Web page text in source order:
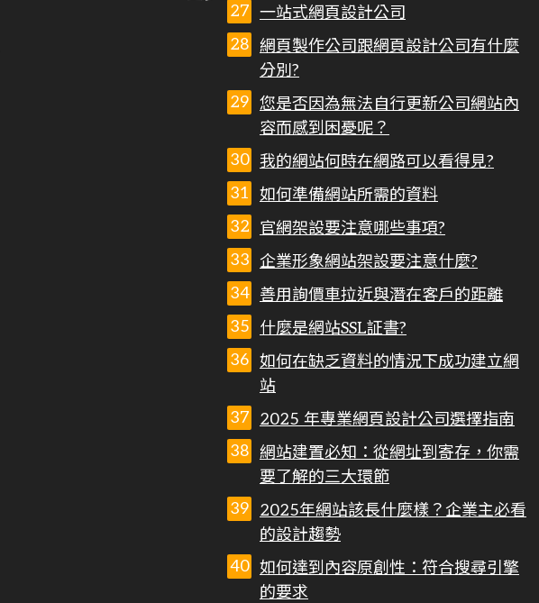
一站式網頁設計公司
網頁製作公司跟網頁設計公司有什麼
分別?
您是否因為無法自行更新公司網站內
容而感到困憂呢？
我的網站何時在網路可以看得見?
如何準備網站所需的資料
官網架設要注意哪些事項?
企業形象網站架設要注意什麼?
善用詢價車拉近與潛在客戶的距離
什麼是網站SSL証書?
如何在缺乏資料的情況下成功建立網
站
2025 年專業網頁設計公司選擇指南
網站建置必知：從網址到寄存，你需
要了解的三大環節
2025年網站該長什麼樣？企業主必看
的設計趨勢
如何達到內容原創性：符合搜尋引擎
的要求